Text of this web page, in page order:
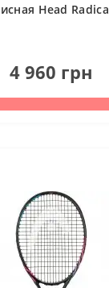
Head
4 960 грн